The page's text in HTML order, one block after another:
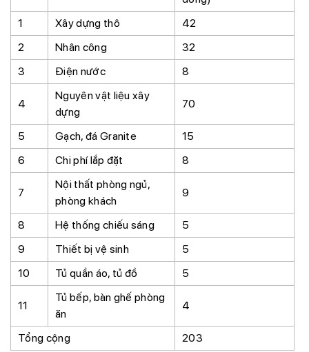
1
Xây dựng thô
42
2
Nhân công
32
3
Điện nước 8
4
Nguyên vật liệu xây
dựng
70
5 Gạch, đá Granite
15
6
Chi phí lắp đặt 8
7
Nội thất phòng ngủ,
phòng khách
9
8 Hệ thống chiếu sáng
5
9
Thiết bị vệ sinh
5
10
Tủ quần áo, tủ đồ 5
11
Tủ bếp, bàn ghế phòng
ăn
4
Tổng cộng 203